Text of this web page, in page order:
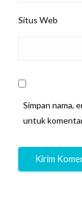
Situs Web
Simpan nama,
untuk